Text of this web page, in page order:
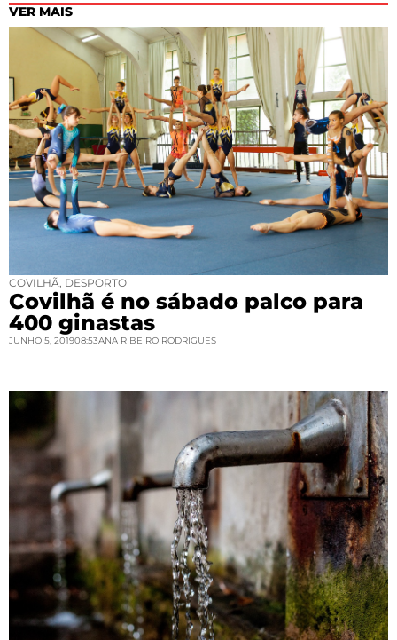
VER MAIS
COVILHÃ, DESPORTO
Covilhã é no sábado palco para
400 ginastas
JUNHO 5, 201908:53ANA RIBEIRO RODRIGUES